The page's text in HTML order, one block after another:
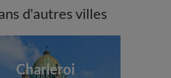
d'autres villes
Charleroi